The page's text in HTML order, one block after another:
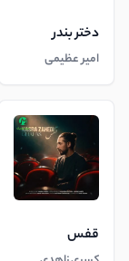
دختر بندر
امیر عظیمی
قفس